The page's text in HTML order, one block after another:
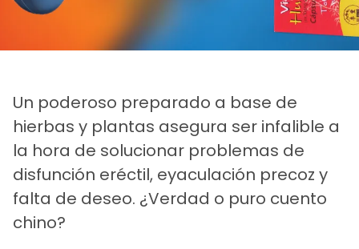
Un poderoso preparado a base de
hierbas y plantas asegura ser infalible a
la hora de solucionar problemas de
disfunción eréctil, eyaculación precoz y
falta de deseo. ¿Verdad o puro cuento
chino?